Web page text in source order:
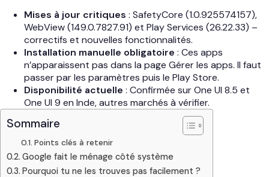
Mises à jour critiques : SafetyCore (1.0.925574157),
WebView (149.0.7827.91) et Play Services (26.22.33) –
correctifs et nouvelles fonctionnalités.
Installation manuelle obligatoire : Ces apps
n’apparaissent pas dans la page Gérer les apps. Il faut
passer par les paramètres puis le Play Store.
Disponibilité actuelle : Confirmée sur One UI 8.5 et
One UI 9 en Inde, autres marchés à vérifier.
Sommaire
Points clés à retenir
Google fait le ménage côté système
Pourquoi tu ne les trouves pas facilement ?